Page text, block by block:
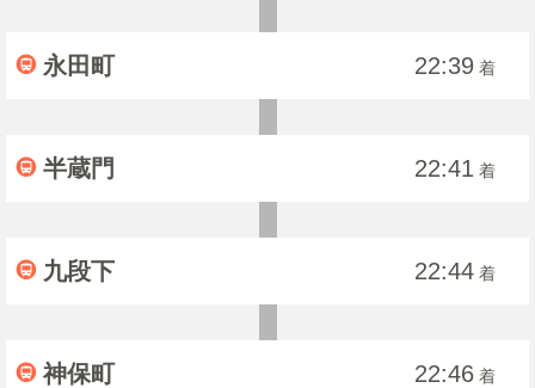
永田町 22:39 着
半蔵門 22:41 着
九段下 22:44 着
神保町 22:46 着